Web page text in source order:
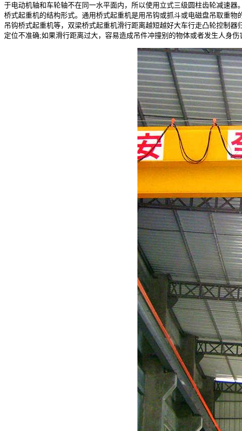
于电动机轴和车轮轴不在同一水平面内，所以使用立式三级圆柱齿轮减速
桥式起重机的结构形式。通用桥式起重机是用吊钩或抓斗或电磁盘吊取重
吊钩桥式起重机等，双梁桥式起重机滑行距离越短越好大车行走凸轮控制
定位不准确;如果滑行距离过大，容易造成吊件冲撞别的物体或者发生人身伤